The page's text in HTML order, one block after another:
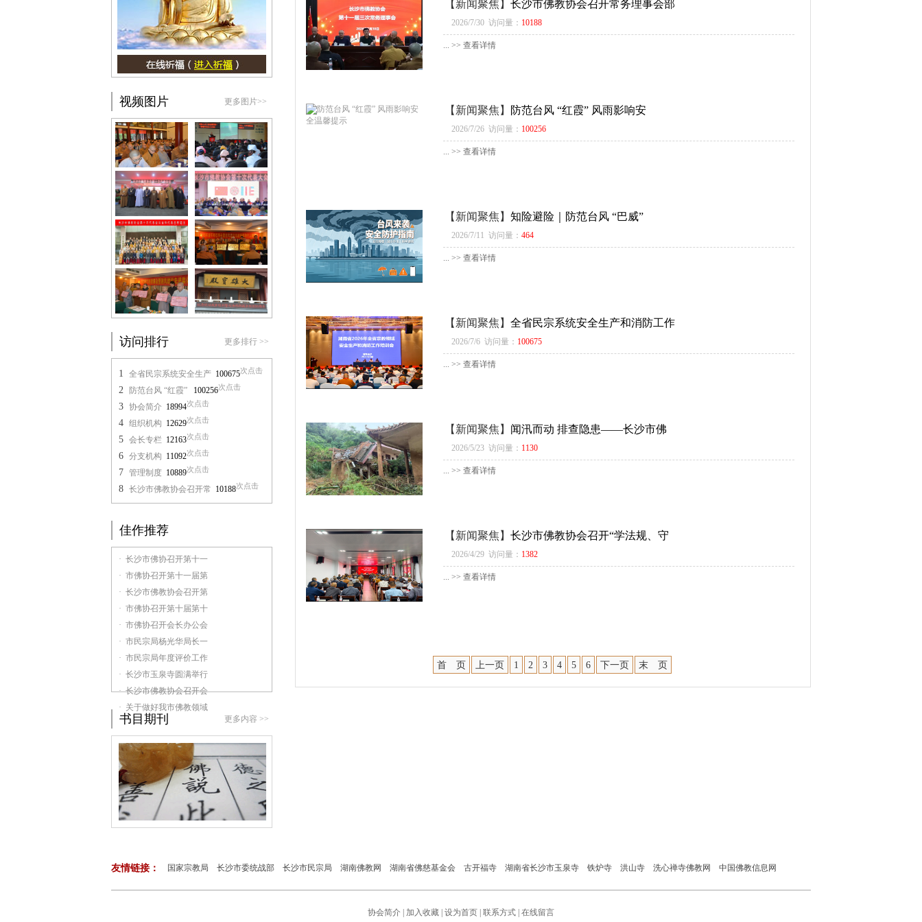
视频图片 更多图片>>
访问排行 更多排行 >>
1 全省民宗系统安全生产 100675次点击
2 防范台风 “红霞” 100256次点击
3 协会简介 18994次点击
4 组织机构 12629次点击
5 会长专栏 12163次点击
6 分支机构 11092次点击
7 管理制度 10889次点击
8 长沙市佛教协会召开常 10188次点击
佳作推荐
· 长沙市佛协召开第十一
· 市佛协召开第十一届第
· 长沙市佛教协会召开第
· 市佛协召开第十届第十
· 市佛协召开会长办公会
· 市民宗局杨光华局长一
· 市民宗局年度评价工作
· 长沙市玉泉寺圆满举行
· 长沙市佛教协会召开会
· 关于做好我市佛教领域
书目期刊 更多内容 >>
【新闻聚焦】 长沙市佛教协会召开常务理事会部
2026/7/30 访问量： 10188
... >> 查看详情
【新闻聚焦】 防范台风 “红霞” 风雨影响安
2026/7/26 访问量： 100256
... >> 查看详情
【新闻聚焦】 知险避险｜防范台风 “巴威”
2026/7/11 访问量： 464
... >> 查看详情
【新闻聚焦】 全省民宗系统安全生产和消防工作
2026/7/6 访问量： 100675
... >> 查看详情
【新闻聚焦】 闻汛而动 排查隐患——长沙市佛
2026/5/23 访问量： 1130
... >> 查看详情
【新闻聚焦】 长沙市佛教协会召开“学法规、守
2026/4/29 访问量： 1382
... >> 查看详情
首 页 上一页 1 2 3 4 5 6 下一页 末 页
友情链接： 国家宗教局 长沙市委统战部 长沙市民宗局 湖南佛教网 湖南省佛慈基金会 古开福寺 湖南省长沙市玉泉寺 铁炉寺 洪山寺 洗心禅寺佛教网 中国佛教信息网
协会简介 加入收藏 设为首页 联系方式 在线留言